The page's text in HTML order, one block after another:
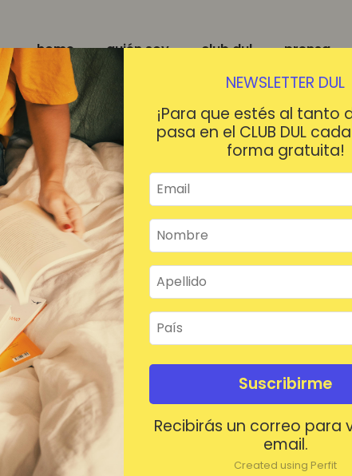
NEWSLETTER DUL
¡Para que estés al tanto
pasa en el CLUB DUL
forma gratuita!
Suscribirme
Recibirás un correo para
email.
Created using Perfit
home quién soy club dul prensa
¡HOLA!
conectado ¿Contraseña olvidada?